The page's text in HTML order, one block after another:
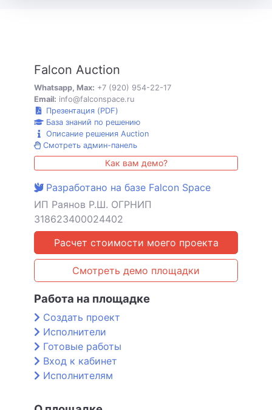
Falcon Auction
Whatsapp, Max: +7 (920) 954-22-17
Email: info@falconspace.ru
Презентация (PDF)
База знаний по решению
Описание решения Auction
Смотреть админ-панель
Как вам демо?
Разработано на базе Falcon Space
ИП Раянов Р.Ш. ОГРНИП
318623400024402
Расчет стоимости моего проекта
Смотреть демо площадки
Работа на площадке
Создать проект
Исполнители
Готовые работы
Вход к кабинет
Исполнителям